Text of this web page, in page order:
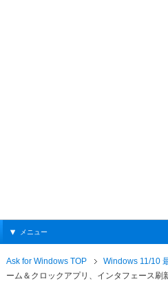
メニュー
Ask for Windows TOP Windows 11/10
ーム＆クロックアプリ、インタフェース刷